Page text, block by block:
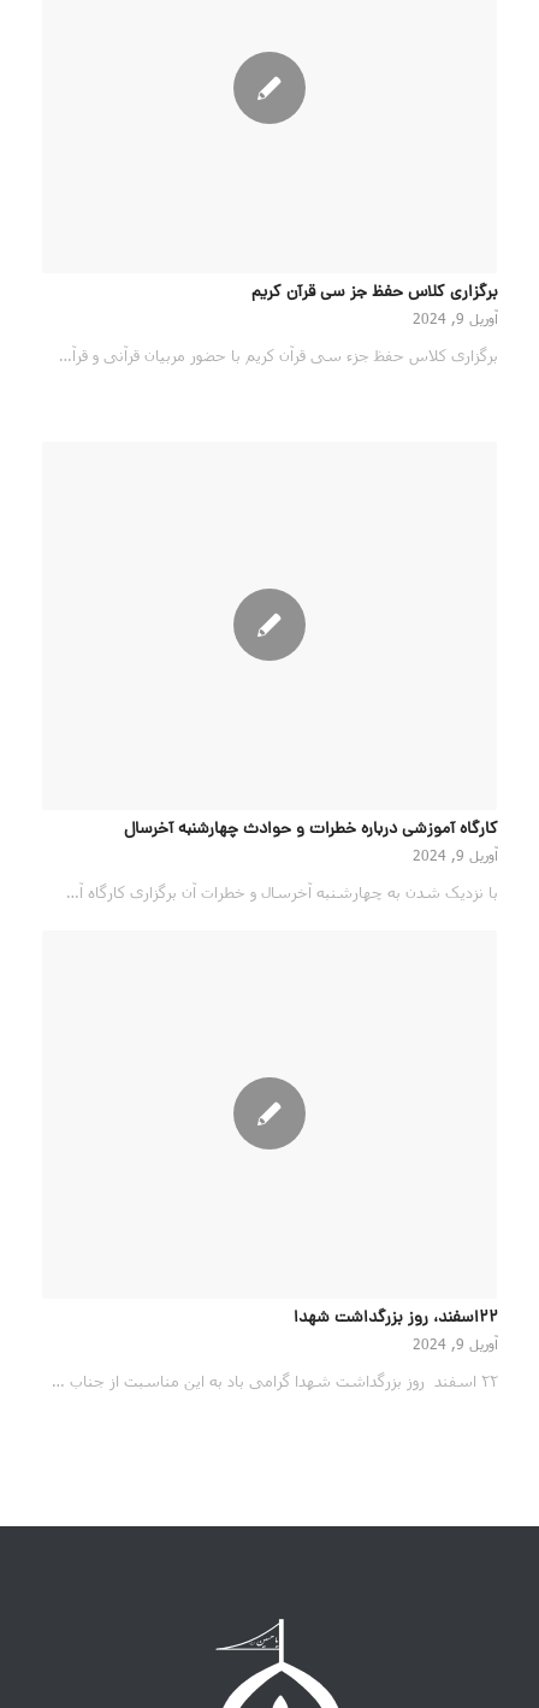
برگزاری کلاس حفظ جز سی قرآن کریم
آوریل 9, 2024
برگزاری کلاس حفظ جزء سی قرآن کریم با حضور مربیان قرآنی و قرآ…
کارگاه آموزشی درباره خطرات و حوادث چهارشنبه آخرسال
آوریل 9, 2024
با نزدیک شدن به چهارشنبه آخرسال و خطرات آن برگزاری کارگاه آ…
22اسفند، روز بزرگداشت شهدا
آوریل 9, 2024
۲۲ اسفند روز بزرگداشت شهدا گرامی باد به این مناسبت از جناب …